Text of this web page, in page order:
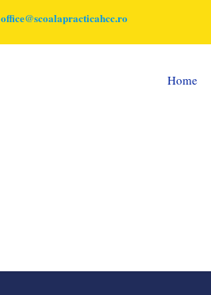
office@scoalapracticahcc.ro
Home